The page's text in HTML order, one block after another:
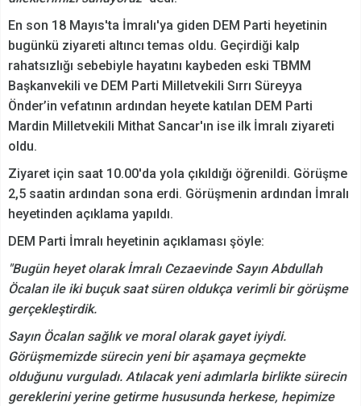
En son 18 Mayıs'ta İmralı'ya giden DEM Parti heyetinin
bugünkü ziyareti altıncı temas oldu. Geçirdiği kalp
rahatsızlığı sebebiyle hayatını kaybeden eski TBMM
Başkanvekili ve DEM Parti Milletvekili Sırrı Süreyya
Önder’in vefatının ardından heyete katılan DEM Parti
Mardin Milletvekili Mithat Sancar'ın ise ilk İmralı ziyareti
oldu.
Ziyaret için saat 10.00'da yola çıkıldığı öğrenildi. Görüşme
2,5 saatin ardından sona erdi. Görüşmenin ardından İmralı
heyetinden açıklama yapıldı.
DEM Parti İmralı heyetinin açıklaması şöyle:
"Bugün heyet olarak İmralı Cezaevinde Sayın Abdullah
Öcalan ile iki buçuk saat süren oldukça verimli bir görüşme
gerçekleştirdik.
Sayın Öcalan sağlık ve moral olarak gayet iyiydi.
Görüşmemizde sürecin yeni bir aşamaya geçmekte
olduğunu vurguladı. Atılacak yeni adımlarla birlikte sürecin
gereklerini yerine getirme hususunda herkese, hepimize